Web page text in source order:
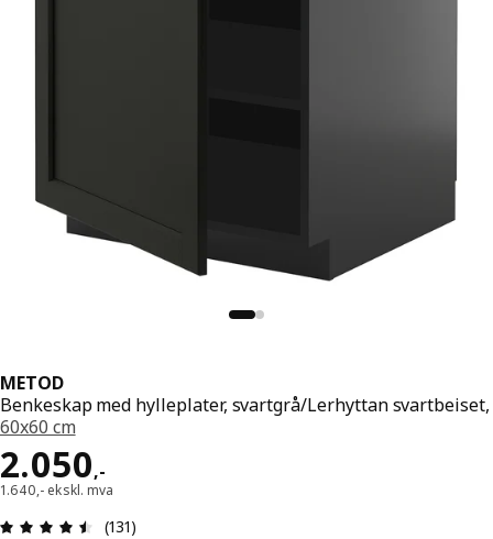
METOD
Benkeskap med hylleplater, svartgrå/Lerhyttan svartbeiset,
60x60 cm
2.050,-
Pris 2050,-
1.640,- ekskl. mva
Produktomtale: 4.5 ingen kundevurdering 5
(131)